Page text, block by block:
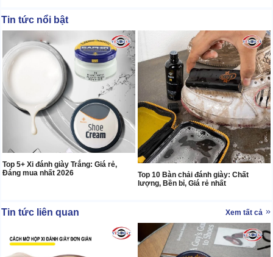
Tin tức nổi bật
Top 5+ Xi đánh giày Trắng: Giá rẻ,
Đáng mua nhất 2026
Top 10 Bàn chải đánh giày: Chất
lượng, Bền bỉ, Giá rẻ nhất
Tin tức liên quan Xem tất cả